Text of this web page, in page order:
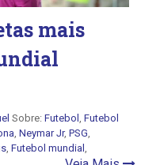
mais
Sobre: Futebol Futebol
Neymar Jr, PSG
Futebol mundial